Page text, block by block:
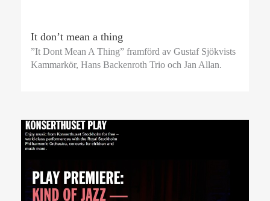
It don’t mean a thing
”It Dont Mean A Thing” framförd av Gustaf Sjökvists
Kammarkör, Hans Backenroth Trio och Jan Allan.